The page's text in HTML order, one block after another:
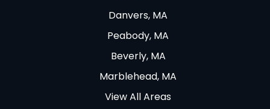
Danvers, MA
Peabody, MA
Beverly, MA
Marblehead, MA
View All Areas